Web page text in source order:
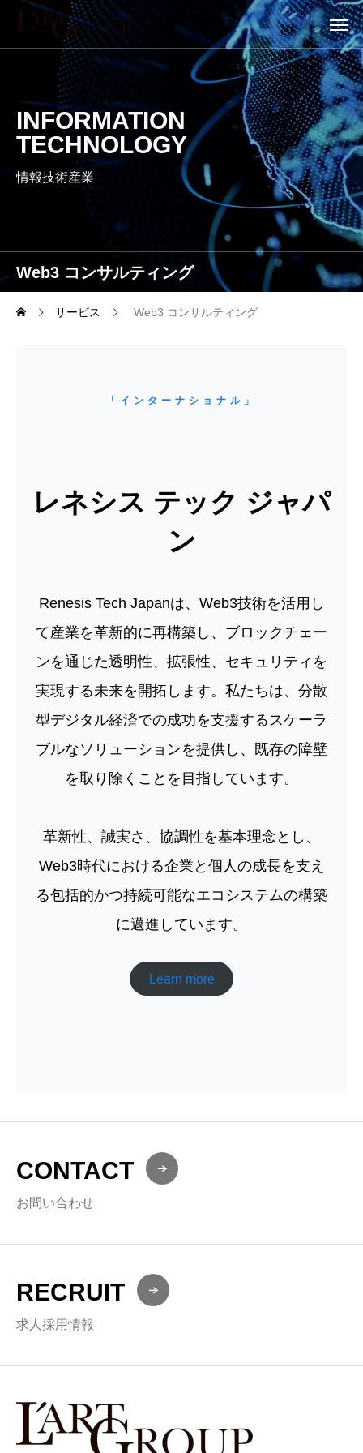
Web3 コンサルティング
INFORMATION
TECHNOLOGY
情報技術産業
サービス Web3 コンサルティング
「インターナショナル」
レネシス テック ジャパ
ン
Renesis Tech Japanは、Web3技術を活用し
て産業を革新的に再構築し、ブロックチェー
ンを通じた透明性、拡張性、セキュリティを
実現する未来を開拓します。私たちは、分散
型デジタル経済での成功を支援するスケーラ
ブルなソリューションを提供し、既存の障壁
を取り除くことを目指しています。
革新性、誠実さ、協調性を基本理念とし、
Web3時代における企業と個人の成長を支え
る包括的かつ持続可能なエコシステムの構築
に邁進しています。
Learn more
CONTACT
お問い合わせ
RECRUIT
求人採用情報